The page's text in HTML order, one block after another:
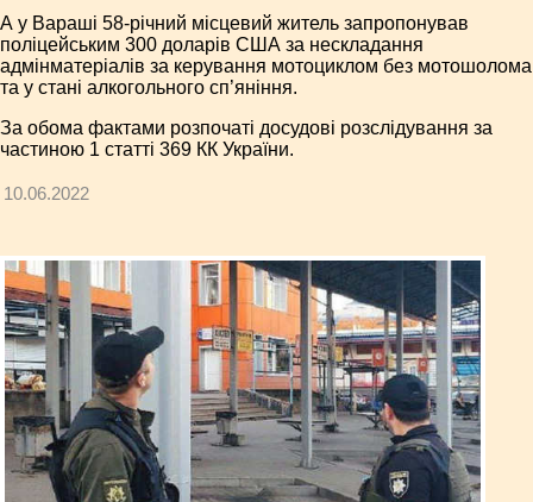
А у Вараші 58-річний місцевий житель запропонував
поліцейським 300 доларів США за нескладання
адмінматеріалів за керування мотоциклом без мотошолома
та у стані алкогольного сп’яніння.
За обома фактами розпочаті досудові розслідування за
частиною 1 статті 369 КК України.
10.06.2022